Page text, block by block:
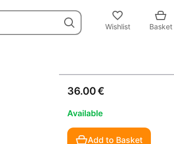
Wishlist Basket
36.00 €
Available
Add to Basket